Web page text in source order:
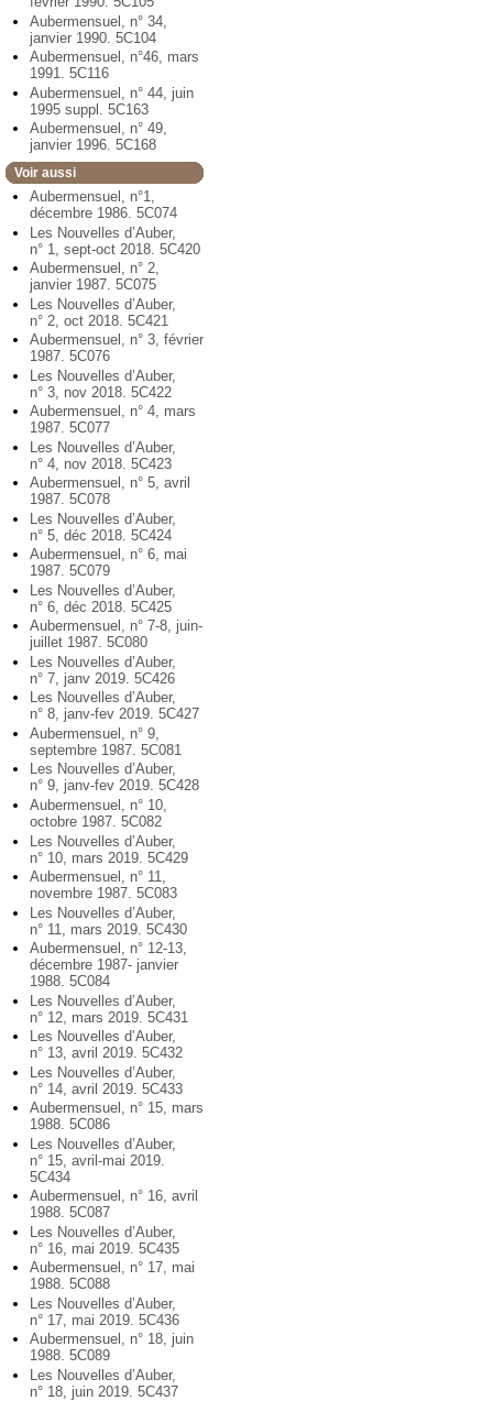
Aubermensuel, n° 34,
janvier 1990. 5C104
Aubermensuel, n°46, mars
1991. 5C116
Aubermensuel, n° 44, juin
1995 suppl. 5C163
Aubermensuel, n° 49,
janvier 1996. 5C168
Voir aussi
Aubermensuel, n°1,
décembre 1986. 5C074
Les Nouvelles d’Auber,
n° 1, sept-oct 2018. 5C420
Aubermensuel, n° 2,
janvier 1987. 5C075
Les Nouvelles d’Auber,
n° 2, oct 2018. 5C421
Aubermensuel, n° 3, février
1987. 5C076
Les Nouvelles d’Auber,
n° 3, nov 2018. 5C422
Aubermensuel, n° 4, mars
1987. 5C077
Les Nouvelles d’Auber,
n° 4, nov 2018. 5C423
Aubermensuel, n° 5, avril
1987. 5C078
Les Nouvelles d’Auber,
n° 5, déc 2018. 5C424
Aubermensuel, n° 6, mai
1987. 5C079
Les Nouvelles d’Auber,
n° 6, déc 2018. 5C425
Aubermensuel, n° 7-8, juin-
juillet 1987. 5C080
Les Nouvelles d’Auber,
n° 7, janv 2019. 5C426
Les Nouvelles d’Auber,
n° 8, janv-fev 2019. 5C427
Aubermensuel, n° 9,
septembre 1987. 5C081
Les Nouvelles d’Auber,
n° 9, janv-fev 2019. 5C428
Aubermensuel, n° 10,
octobre 1987. 5C082
Les Nouvelles d’Auber,
n° 10, mars 2019. 5C429
Aubermensuel, n° 11,
novembre 1987. 5C083
Les Nouvelles d’Auber,
n° 11, mars 2019. 5C430
Aubermensuel, n° 12-13,
décembre 1987- janvier
1988. 5C084
Les Nouvelles d’Auber,
n° 12, mars 2019. 5C431
Les Nouvelles d’Auber,
n° 13, avril 2019. 5C432
Les Nouvelles d’Auber,
n° 14, avril 2019. 5C433
Aubermensuel, n° 15, mars
1988. 5C086
Les Nouvelles d’Auber,
n° 15, avril-mai 2019.
5C434
Aubermensuel, n° 16, avril
1988. 5C087
Les Nouvelles d’Auber,
n° 16, mai 2019. 5C435
Aubermensuel, n° 17, mai
1988. 5C088
Les Nouvelles d’Auber,
n° 17, mai 2019. 5C436
Aubermensuel, n° 18, juin
1988. 5C089
Les Nouvelles d’Auber,
n° 18, juin 2019. 5C437